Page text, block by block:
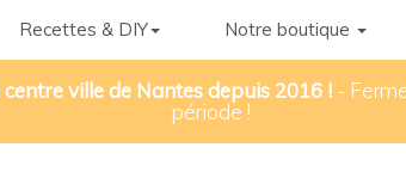
Recettes & DIY Notre boutique
ville de Nantes depuis 2016 ! -
période !